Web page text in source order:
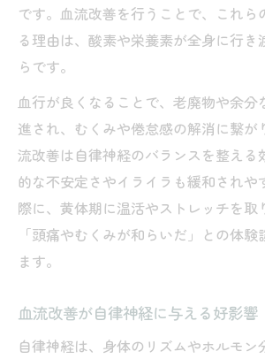
です。血流改善を行うことで、これら
る理由は、酸素や栄養素が全身に行き
らです。
血行が良くなることで、老廃物や余分
進され、むくみや倦怠感の解消に繋が
流改善は自律神経のバランスを整える
的な不安定さやイライラも緩和されや
際に、黄体期に温活やストレッチを取
「頭痛やむくみが和らいだ」との体
ます。
血流改善が自律神経に与える好影響
自律神経は、身体のリズムやホルモン